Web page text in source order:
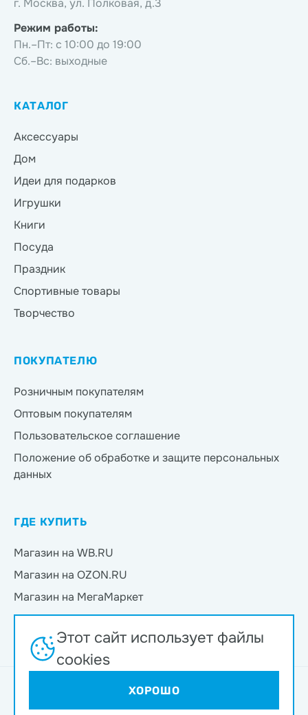
г. Москва, ул. Полковая, д.3
Режим работы:
Пн.–Пт: с 10:00 до 19:00
Сб.–Вс: выходные
КАТАЛОГ
Аксессуары
Дом
Идеи для подарков
Игрушки
Книги
Посуда
Праздник
Спортивные товары
Творчество
ПОКУПАТЕЛЮ
Розничным покупателям
Оптовым покупателям
Пользовательское соглашение
Положение об обработке и защите персональных
данных
ГДЕ КУПИТЬ
Магазин на WB.RU
Магазин на OZON.RU
Магазин на МегаМаркет
Магазин на Яндекс.Маркет
Магазин на Магнит Маркет
Интернет-магазин ND Play © 2026
Этот сайт использует файлы
cookies
ХОРОШО